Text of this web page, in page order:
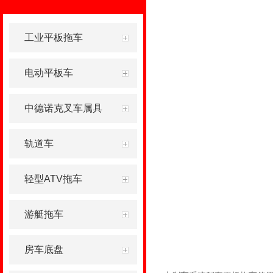
工业平板拖车
电动平板车
中德诺克叉车属具
轨道车
轻型ATV拖车
游艇拖车
房车底盘